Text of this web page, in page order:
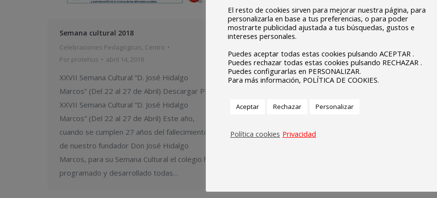
Semana cultural 2018
Celebraciones Pedagógicas, Centro
Por protehus abril 14, 2018
XXVII Semana Cultural “D. José Hidalgo
Marcos” (Del 22 al 27 de Abril) Descargar PDF
XXVII Semana Cultural “D. José Hidalgo
Marcos” (Del 22 al 27 de Abril) Este año,
cuando se cumplen 27 años del fallecimiento
de nuestro fundador Don José Hidalgo
Marcos, para su Semana Cultural el colegio ha
programado y desarrollado todas…
El resto de cookies sirven para mejorar nuestra página, para
personalizarla en base a tus preferencias, o para poder
mostrarte publicidad ajustada a tus búsquedas, gustos e
intereses personales.
Puedes aceptar todas estas cookies pulsando ACEPTAR .
Puedes rechazar todas estas cookies pulsando RECHAZAR .
Puedes configurarlas en PERSONALIZAR.
Para más información, POLÍTICA DE COOKIES.
Aceptar Rechazar Personalizar
Política cookies Privacidad